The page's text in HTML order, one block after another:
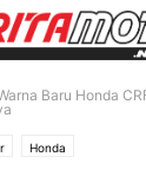
Baru Honda
Honda